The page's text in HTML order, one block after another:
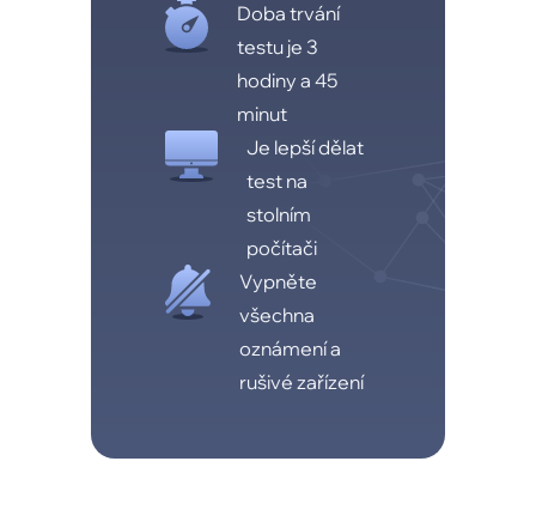
Doba trvání
testu je 3
hodiny a 45
minut
Je lepší dělat
test na
stolním
počítači
Vypněte
všechna
oznámení a
rušivé zařízení